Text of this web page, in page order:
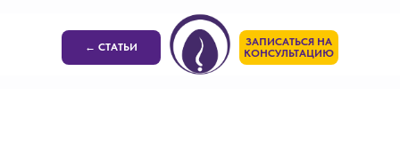
← СТАТЬИ
ЗАПИСАТЬСЯ НА
КОНСУЛЬТАЦИЮ